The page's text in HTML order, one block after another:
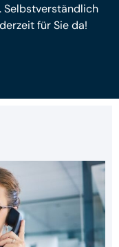
Selbstverständlich
für Sie da!